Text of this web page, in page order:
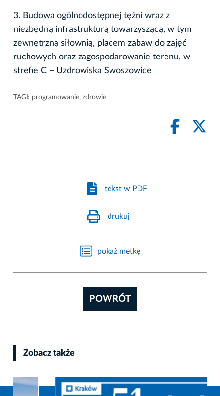
3. Budowa ogólnodostępnej tężni wraz z
niezbędną infrastrukturą towarzyszącą, w tym
zewnętrzną siłownią, placem zabaw do zajęć
ruchowych oraz zagospodarowanie terenu, w
strefie C – Uzdrowiska Swoszowice
TAGI: programowanie, zdrowie
tekst w PDF
drukuj
pokaż metkę
POWRÓT
Zobacz także